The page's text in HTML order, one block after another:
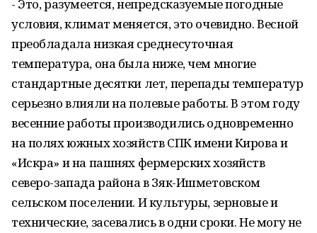
- Это, разумеется, непредсказуемые погодные
условия, климат меняется, это очевидно. Весной
преобладала низкая среднесуточная
температура, она была ниже, чем многие
стандартные десятки лет, перепады температур
серьезно влияли на полевые работы. В этом году
весенние работы производились одновременно
на полях южных хозяйств СПК имени Кирова и
«Искра» и на пашнях фермерских хозяйств
северо-запада района в Зяк-Ишметовском
сельском поселении. И культуры, зерновые и
технические, засевались в одни сроки. Не могу не